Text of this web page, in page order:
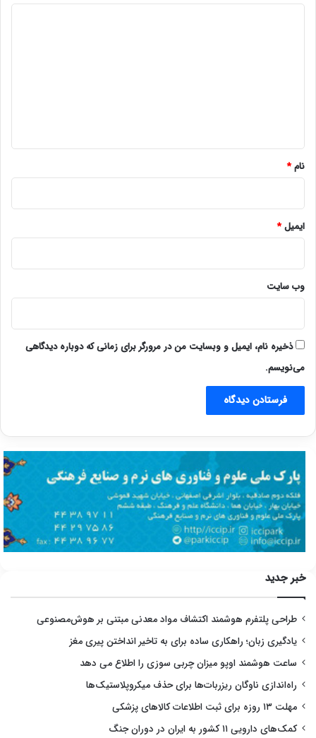
نام*
ایمیل*
وب‌ سایت
ذخیره نام، ایمیل و وبسایت من در مرورگر برای زمانی که دوباره دیدگاهی
می‌نویسم.
خبر جدید
طراحی پلتفرم هوشمند اکتشاف مواد معدنی مبتنی بر هوش‌مصنوعی
یادگیری زبان؛ راهکاری ساده برای به تاخیر انداختن پیری مغز
ساعت هوشمند اوپو میزان چربی سوزی را اطلاع می دهد
راه‌اندازی ناوگان ریزربات‌ها برای حذف میکروپلاستیک‌ها
مهلت ۱۳ روزه برای ثبت اطلاعات کالاهای پزشکی
کمک‌های دارویی ۱۱ کشور به ایران در دوران جنگ